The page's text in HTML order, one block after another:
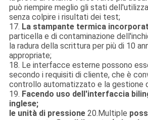
può riempire meglio gli stati
senza colpire i risultati dei test;
17. La stampante termica
particella e di contaminazione
la radura della scrittura per più di 10
appropriate;
18. Le interfacce esterne possono
secondo i requisiti di cliente, che è
controllo automatizzato e la gestione
19. Facendo uso dell'interfaccia
inglese;
le unità di pressione20.Multiple